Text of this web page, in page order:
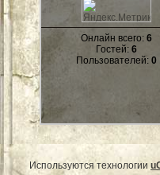
Онлайн всего: 6
Гостей: 6
Пользователей: 0
Используются технологии